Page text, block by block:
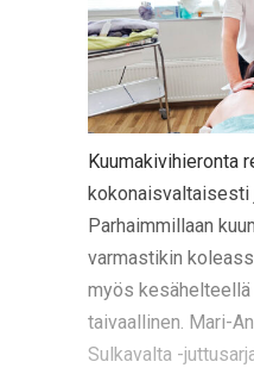
Kuumakivihieronta
Parhaimmillaan
varmastikin
myös
taivaallinen. Mari-
Sulkavalta -